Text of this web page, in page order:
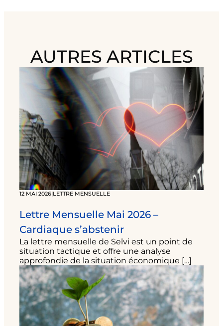
AUTRES ARTICLES
12 MAI 2026|LETTRE MENSUELLE
Lettre Mensuelle Mai 2026 –
Cardiaque s’abstenir
La lettre mensuelle de Selvi est un point de
situation tactique et offre une analyse
approfondie de la situation économique […]